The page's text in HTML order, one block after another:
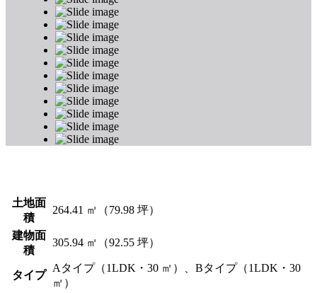
土地面
積
264.41 ㎡（79.98 坪）
建物面
積
305.94 ㎡（92.55 坪）
タイプ
Aタイプ（1LDK・30 ㎡）、Bタイプ（1LDK・30
㎡）